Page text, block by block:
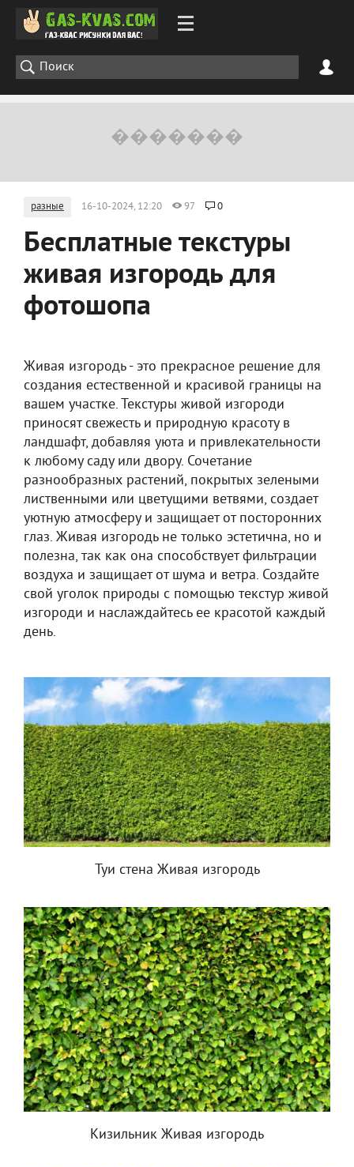
разные 16-10-2024, 12:20 97 0
Бесплатные текстуры
живая изгородь для
фотошопа
Живая изгородь - это прекрасное решение для
создания естественной и красивой границы на
вашем участке. Текстуры живой изгороди
приносят свежесть и природную красоту в
ландшафт, добавляя уюта и привлекательности
к любому саду или двору. Сочетание
разнообразных растений, покрытых зелеными
лиственными или цветущими ветвями, создает
уютную атмосферу и защищает от посторонних
глаз. Живая изгородь не только эстетична, но и
полезна, так как она способствует фильтрации
воздуха и защищает от шума и ветра. Создайте
свой уголок природы с помощью текстур живой
изгороди и наслаждайтесь ее красотой каждый
день.
Туи стена Живая изгородь
Кизильник Живая изгородь